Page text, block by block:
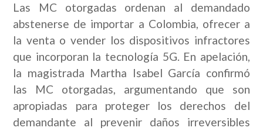
Las MC otorgadas ordenan al demandado
abstenerse de importar a Colombia, ofrecer a
la venta o vender los dispositivos infractores
que incorporan la tecnología 5G. En apelación,
la magistrada Martha Isabel García confirmó
las MC otorgadas, argumentando que son
apropiadas para proteger los derechos del
demandante al prevenir daños irreversibles